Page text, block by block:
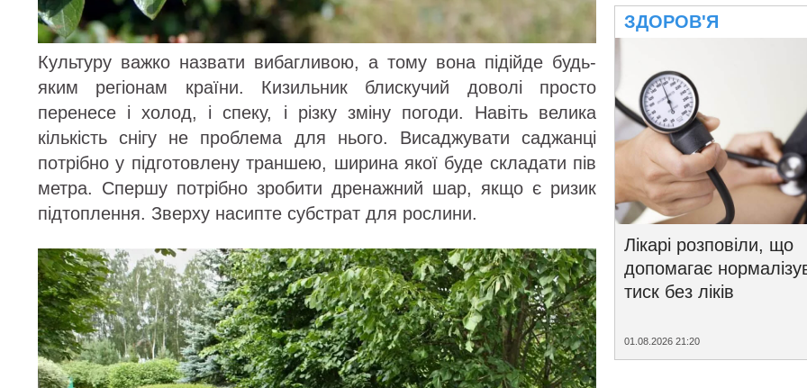
Культуру важко назвати вибагливою, а тому вона підійде будь-
яким регіонам країни. Кизильник блискучий доволі просто
перенесе і холод, і спеку, і різку зміну погоди. Навіть велика
кількість снігу не проблема для нього. Висаджувати саджанці
потрібно у підготовлену траншею, ширина якої буде складати пів
метра. Спершу потрібно зробити дренажний шар, якщо є ризик
підтоплення. Зверху насипте субстрат для рослини.
ЗДОРОВ'Я
Лікарі розповіли, що
допомагає
тиск без ліків
01.08.2026 21:20